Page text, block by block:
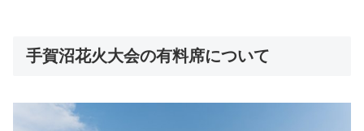
手賀沼花火大会の有料席について